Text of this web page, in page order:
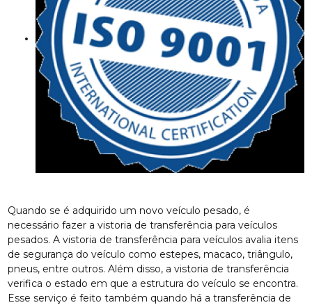
Quando se é adquirido um novo veículo pesado, é
necessário fazer a vistoria de transferência para veículos
pesados. A vistoria de transferência para veículos avalia itens
de segurança do veículo como estepes, macaco, triângulo,
pneus, entre outros. Além disso, a vistoria de transferência
verifica o estado em que a estrutura do veículo se encontra.
Esse serviço é feito também quando há a transferência de